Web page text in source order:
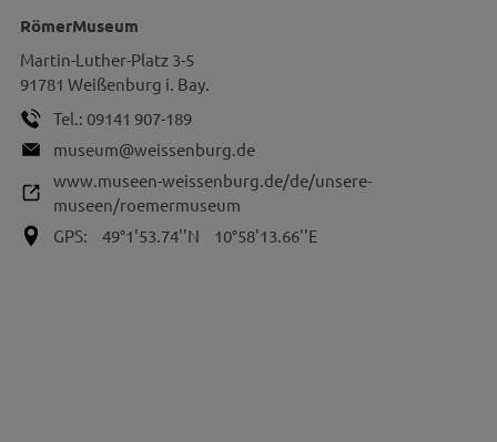
RömerMuseum
Martin-Luther-Platz 3-5
91781 Weißenburg i. Bay.
Tel.: 09141 907-189
museum@weissenburg.de
www.museen-weissenburg.de/de/unsere-
museen/roemermuseum
GPS:
49°1'53.74''N 10°58'13.66''E